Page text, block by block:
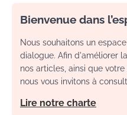
Bienvenue dans
Nous souhaitons un
dialogue. Afin d'améliorer
nos articles, ainsi que
nous vous invitons à
Lire notre charte